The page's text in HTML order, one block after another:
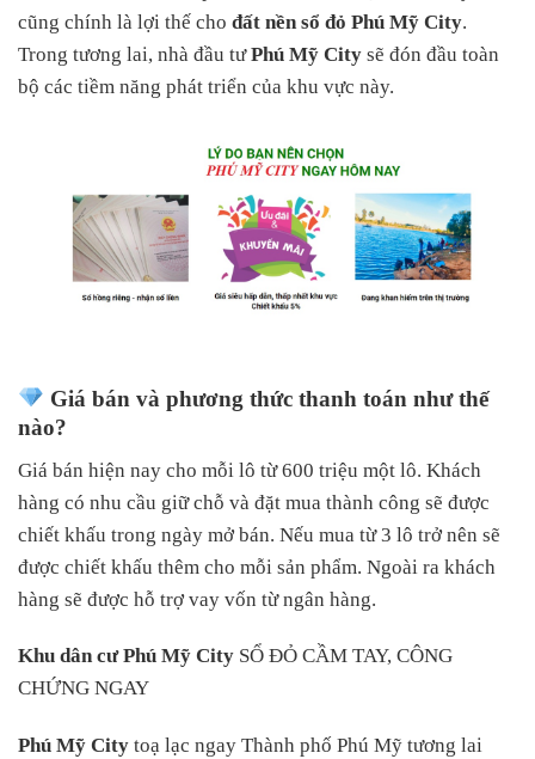
cũng chính là lợi thế cho đất nền sổ đỏ Phú Mỹ City.
Trong tương lai, nhà đầu tưPhú Mỹ City sẽ đón đầu toàn
bộ các tiềm năng phát triển của khu vực này.
Giá bán và phương thức thanh toán như thế
nào?
Giá bán hiện nay cho mỗi lô từ 600 triệu một lô. Khách
hàng có nhu cầu giữ chỗ và đặt mua thành công sẽ được
chiết khấu trong ngày mở bán. Nếu mua từ 3 lô trở nên sẽ
được chiết khấu thêm cho mỗi sản phẩm. Ngoài ra khách
hàng sẽ được hỗ trợ vay vốn từ ngân hàng.
Khu dân cư Phú Mỹ City SỔ ĐỎ CẦM TAY, CÔNG
CHỨNG NGAY
Phú Mỹ City toạ lạc ngay Thành phố Phú Mỹ tương lai